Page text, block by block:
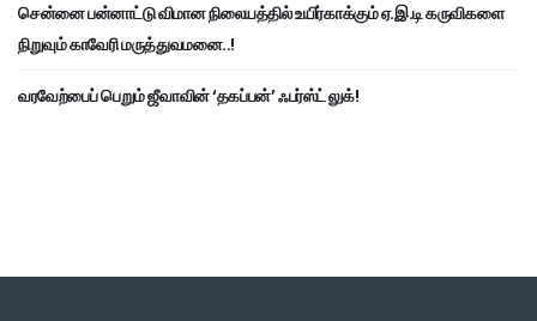
சென்னை பன்னாட்டு விமான நிலையத்தில் உயிர்காக்கும் ஏ.இ.டி கருவிகளை
நிறுவும் காவேரி மருத்துவமனை..!
வரவேற்பைப் பெறும் ஜீவாவின் ‘தகப்பன்’ ஃபர்ஸ்ட் லுக்!